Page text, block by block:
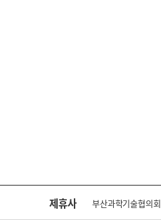
제휴사 부산과학기술협의회